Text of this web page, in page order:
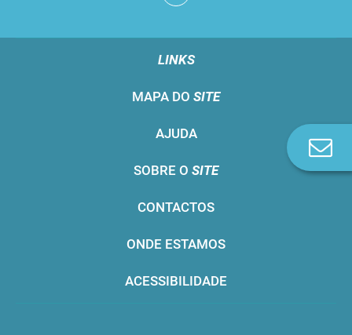
LINKS
MAPA DO SITE
AJUDA
SOBRE O SITE
CONTACTOS
ONDE ESTAMOS
ACESSIBILIDADE